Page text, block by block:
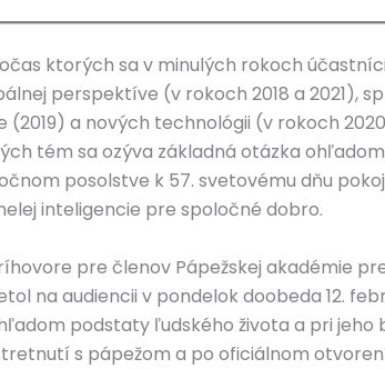
ktorých sa v minulých rokoch
perspektíve (v rokoch 2018 a 2021),
a nových technológii (v rokoch
tém sa ozýva základná otázka
posolstve k 57. svetovému dňu
inteligencie pre spoločné dobro.
pre členov Pápežskej akadémie
na audiencii v pondelok doobeda 12.
podstaty ľudského života a pri jeho
s pápežom a po oficiálnom